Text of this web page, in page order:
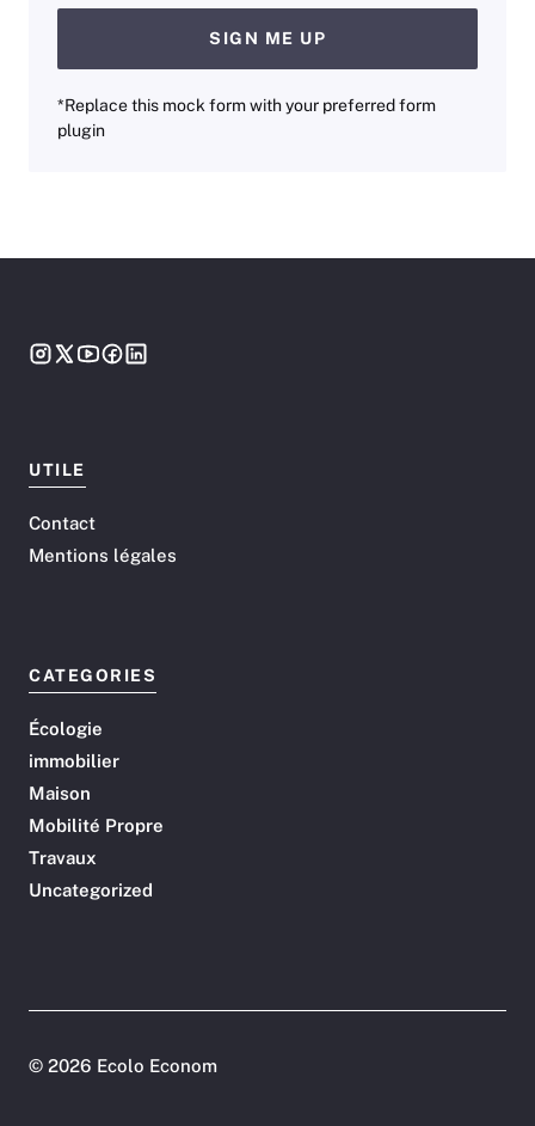
SIGN ME UP
*Replace this mock form with your preferred form
plugin
UTILE
Contact
Mentions légales
CATEGORIES
Écologie
immobilier
Maison
Mobilité Propre
Travaux
Uncategorized
© 2026 Ecolo Econom